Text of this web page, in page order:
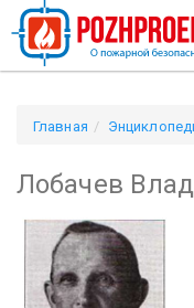
Главная
Лобачев